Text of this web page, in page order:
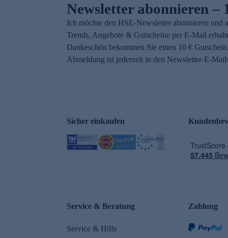
Newsletter abonnieren –
Ich möchte den HSE-Newsletter abonnieren und
Trends, Angebote & Gutscheine per E-Mail
Dankeschön bekommen Sie einen 10 €
Abmeldung ist jederzeit in den Newsletter-E-
Sicher einkaufen
Service & Beratung
Service & Hilfe
Zahlung